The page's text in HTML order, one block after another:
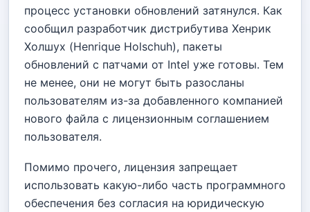
процесс установки обновлений затянулся. Как
сообщил разработчик дистрибутива Хенрик
Холшух (Henrique Holschuh), пакеты
обновлений с патчами от Intel уже готовы. Тем
не менее, они не могут быть разосланы
пользователям из-за добавленного компанией
нового файла с лицензионным соглашением
пользователя.
Помимо прочего, лицензия запрещает
использовать какую-либо часть программного
обеспечения без согласия на юридическую